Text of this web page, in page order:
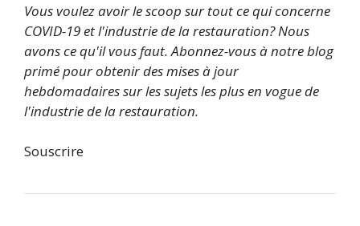
Vous voulez avoir le scoop sur tout ce qui concerne
COVID-19 et l'industrie de la restauration? Nous
avons ce qu'il vous faut. Abonnez-vous à notre blog
primé pour obtenir des mises à jour
hebdomadaires sur les sujets les plus en vogue de
l'industrie de la restauration.
Souscrire